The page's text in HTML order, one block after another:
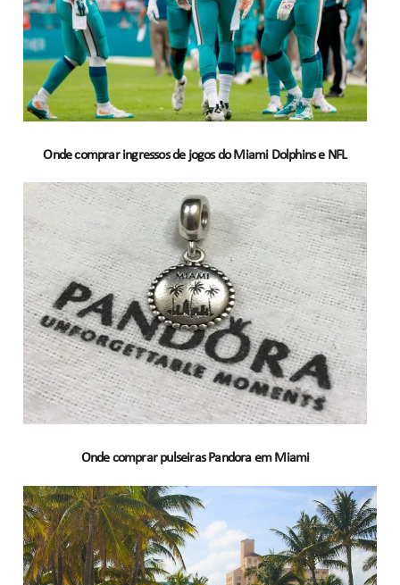
Onde comprar ingressos de jogos do Miami Dolphins e NFL
Onde comprar pulseiras Pandora em Miami